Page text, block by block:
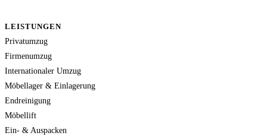
LEISTUNGEN
Privatumzug
Firmenumzug
Internationaler Umzug
Möbellager & Einlagerung
Endreinigung
Möbellift
Ein- & Auspacken